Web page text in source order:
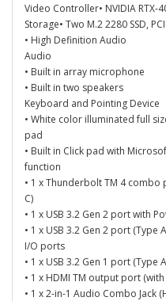
Video Controller• NVIDIA RTX-
Storage• Two M.2 2280 SSD,
• High Definition Audio
Audio
• Built in array microphone
• Built in two speakers
Keyboard and Pointing Device
• White color illuminated full
pad
• Built in Click pad with
function
• 1 x Thunderbolt TM 4 combo
C)
• 1 x USB 3.2 Gen 2 port with
• 1 x USB 3.2 Gen 2 port (Type
I/O ports
• 1 x USB 3.2 Gen 1 port (Type
• 1 x HDMI TM output port (with
• 1 x 2-in-1 Audio Combo Jack